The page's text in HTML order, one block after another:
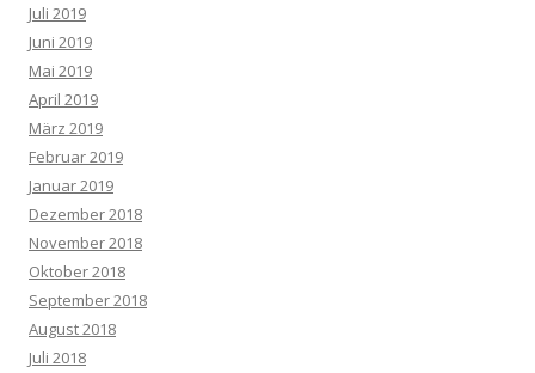
Juli 2019
Juni 2019
Mai 2019
April 2019
März 2019
Februar 2019
Januar 2019
Dezember 2018
November 2018
Oktober 2018
September 2018
August 2018
Juli 2018